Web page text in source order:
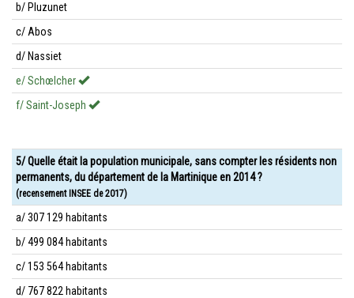
b/ Pluzunet
c/ Abos
d/ Nassiet
e/ Schœlcher
f/ Saint-Joseph
5/ Quelle était la population municipale, sans compter les résidents non
permanents, du département de la Martinique en 2014 ?
(recensement INSEE de 2017)
a/ 307 129 habitants
b/ 499 084 habitants
c/ 153 564 habitants
d/ 767 822 habitants